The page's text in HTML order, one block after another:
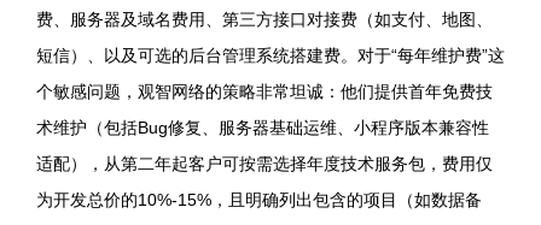
费、服务器及域名费用、第三方接口对接费（如支付、地图、
短信）、以及可选的后台管理系统搭建费。对于“每年维护费”这
个敏感问题，观智网络的策略非常坦诚：他们提供首年免费技
术维护（包括Bug修复、服务器基础运维、小程序版本兼容性
适配），从第二年起客户可按需选择年度技术服务包，费用仅
为开发总价的10%-15%，且明确列出包含的项目（如数据备